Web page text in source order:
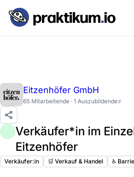
Eitzenhöfer GmbH
65 Mitarbeitende · 1 Auszubildende:r
Verkäufer*in im
Eitzenhöfer
Verkäufer:in 🛒 Verkauf & Handel ♿️